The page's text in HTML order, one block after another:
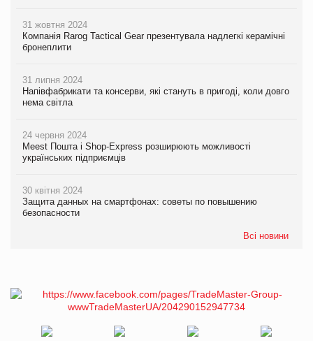
31 жовтня 2024
Компанія Rarog Tactical Gear презентувала надлегкі керамічні
бронеплити
31 липня 2024
Напівфабрикати та консерви, які стануть в пригоді, коли довго
нема світла
24 червня 2024
Meest Пошта і Shop-Express розширюють можливості
українських підприємців
30 квітня 2024
Защита данных на смартфонах: советы по повышению
безопасности
Всі новини